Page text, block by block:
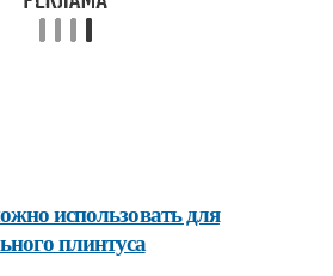
использовать для
плинтуса